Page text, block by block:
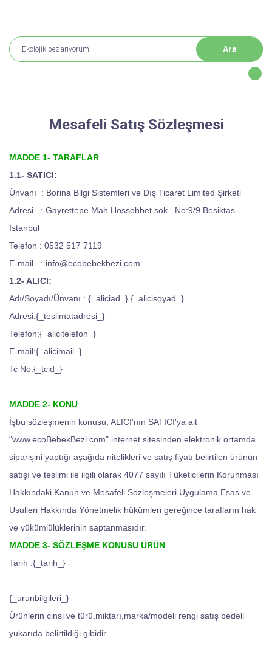
Ara
Mesafeli Satış Sözleşmesi
MADDE 1- TARAFLAR
1.1- SATICI:
Ünvanı : Borina Bilgi Sistemleri ve Dış Ticaret Limited Şirketi
Adresi : Gayrettepe Mah.Hossohbet sok. No:9/9 Besiktas -
İstanbul
Telefon : 0532 517 7119
E-mail : info@ecobebekbezi.com
1.2- ALICI:
Adı/Soyadı/Ünvanı : {_aliciad_} {_alicisoyad_}
Adresi:{_teslimatadresi_}
Telefon:{_alicitelefon_}
E-mail:{_alicimail_}
Tc No:{_tcid_}
MADDE 2- KONU
İşbu sözleşmenin konusu, ALICI'nın SATICI'ya ait
"www.ecoBebekBezi.com" internet sitesinden elektronik ortamda
siparişini yaptığı aşağıda nitelikleri ve satış fiyatı belirtilen ürünün
satışı ve teslimi ile ilgili olarak 4077 sayılı Tüketicilerin Korunması
Hakkındaki Kanun ve Mesafeli Sözleşmeleri Uygulama Esas ve
Usulleri Hakkında Yönetmelik hükümleri gereğince tarafların hak
ve yükümlülüklerinin saptanmasıdır.
MADDE 3- SÖZLEŞME KONUSU ÜRÜN
Tarih :{_tarih_}
{_urunbilgileri_}
Ürünlerin cinsi ve türü,miktarı,marka/modeli rengi satış bedeli
yukarıda belirtildiği gibidir.